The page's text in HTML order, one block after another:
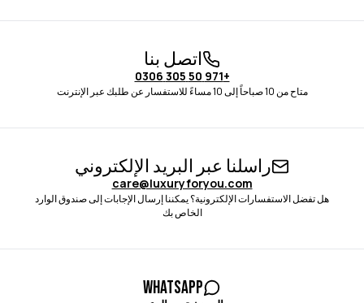
اتصل بنا
+971 50 305 0306
متاح من 10 صباحاً إلى 10 مساءً للاستفسار عن طلبك عبر الإنترنت
راسلنا عبر البريد الإلكتروني
care@luxuryforyou.com
هل تفضل الاستفسارات الإلكترونية؟ يمكننا إرسال الإجابات إلى صندوق الوارد
الخاص بك
WhatsApp